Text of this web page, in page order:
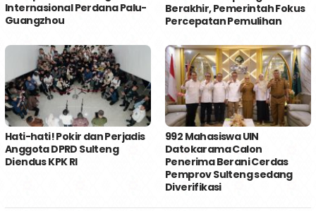
Internasional Perdana Palu-
Guangzhou
Berakhir, Pemerintah Fokus
Percepatan Pemulihan
Hati-hati! Pokir dan Perjadis
Anggota DPRD Sulteng
Diendus KPK RI
992 Mahasiswa UIN
Datokarama Calon
Penerima Berani Cerdas
Pemprov Sulteng sedang
Diverifikasi